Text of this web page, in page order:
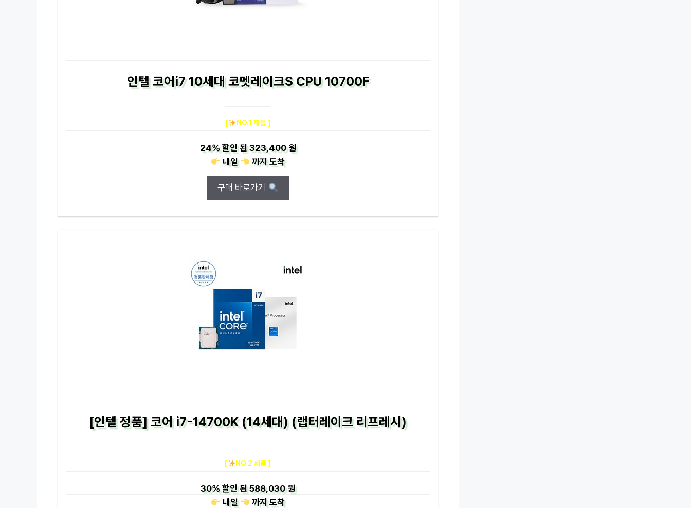
인텔 코어i7 10세대 코멧레이크S CPU 10700F
[ NO.1 제품 ]
24%할인 된323,400 원
내일
까지도착
구매 바로가기
[인텔 정품] 코어 i7-14700K (14세대) (랩터레이크 리프레시)
[ NO.2 제품 ]
30%할인 된588,030 원
내일
까지도착